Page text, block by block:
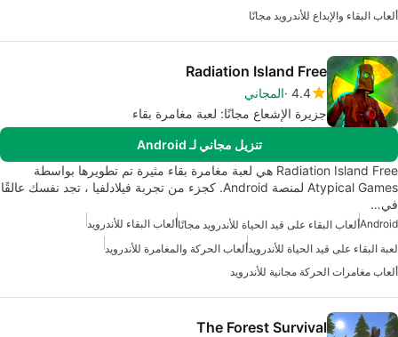
ألعاب البقاء والإبداع للأندرويد مجانًا
Radiation Island Free
4.4 المجاني
جزيرة الإشعاع مجانًا: لعبة مغامرة بقاء
تنزيل مجاني لـ Android
Radiation Island Free هي لعبة مغامرة بقاء مثيرة تم تطويرها بواسطة
Atypical Games لمنصة Android. كجزء من تجربة فيلادلفيا ، تجد نفسك عالقًا
في…
Androidألعاب البقاء على قيد الحياة للأندرويد مجانًاألعاب البقاء للأندرويد
لعبة البقاء على قيد الحياة للأندرويدألعاب الحركة والمغامرة للأندرويد
ألعاب مغامرات الحركة مجانية للأندرويد
The Forest Survival